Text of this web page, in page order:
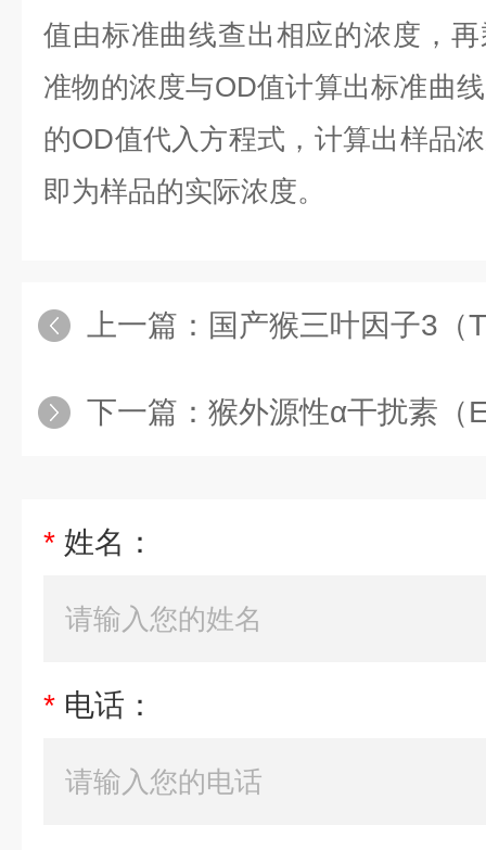
值由标准曲线查出相应的浓度，
准物的浓度与OD值计算出标准曲
的OD值代入方程式，计算出样品
即为样品的实际浓度。
上一篇： 国产猴三叶因子3（
下一篇： 猴外源性α干扰素（Exo-
* 姓名：
* 电话：